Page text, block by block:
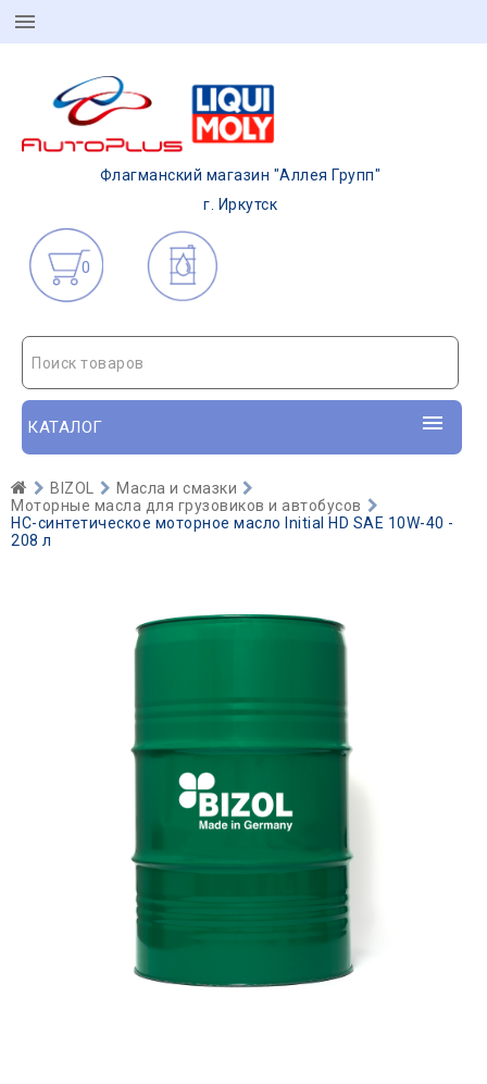
Флагманский магазин "Аллея Групп"
г. Иркутск
0
Поиск товаров
КАТАЛОГ
BIZOL
Масла и смазки
Моторные масла для грузовиков и автобусов
НС-синтетическое моторное масло Initial HD SAE 10W-40 -
208 л